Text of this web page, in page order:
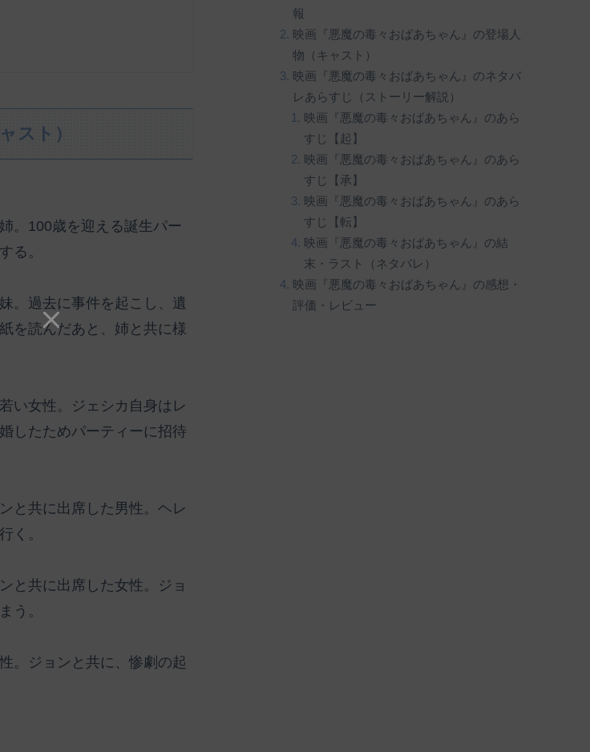
スト）
。100歳を迎える誕生パー
る。
。過去に事件を起こし、遺
を読んだあと、姉と共に様
い女性。ジェシカ自身はレ
したためパーティーに招待
と共に出席した男性。ヘレ
く。
と共に出席した女性。ジョ
う。
。ジョンと共に、惨劇の起
報
映画『悪魔の毒々おばあちゃん』の登場人
物（キャスト）
映画『悪魔の毒々おばあちゃん』のネタバ
レあらすじ（ストーリー解説）
映画『悪魔の毒々おばあちゃん』のあら
すじ【起】
映画『悪魔の毒々おばあちゃん』のあら
すじ【承】
映画『悪魔の毒々おばあちゃん』のあら
すじ【転】
映画『悪魔の毒々おばあちゃん』の結
末・ラスト（ネタバレ）
映画『悪魔の毒々おばあちゃん』の感想・
評価・レビュー